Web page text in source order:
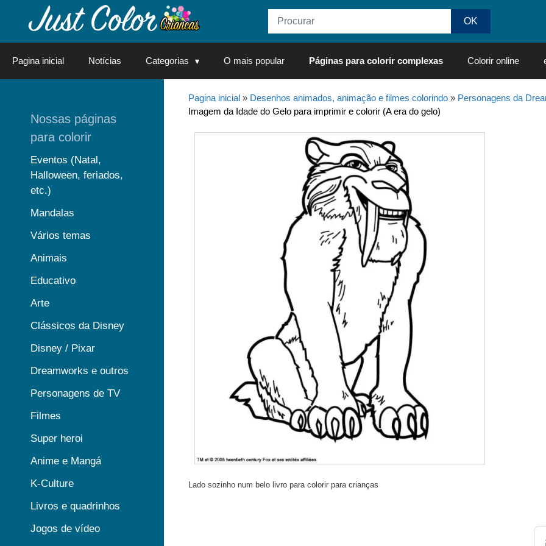
Pagina inicial Notícias Categorias O mais popular Páginas para colorir complexas Colorir online
Pagina inicial» Desenhos animados, animação e filmes colorindo» Personagens da
Imagem da Idade do Gelo para imprimir e colorir (A era do gelo)
Lado sozinho num belo livro para colorir para crianças
Nossas páginas
para colorir
Eventos (Natal,
Halloween, feriados,
etc.)
Mandalas
Vários temas
Animais
Educativo
Arte
Clássicos da Disney
Disney / Pixar
Dreamworks e outros
Personagens de TV
Filmes
Super heroi
Anime e Mangá
K-Culture
Livros e quadrinhos
Jogos de vídeo